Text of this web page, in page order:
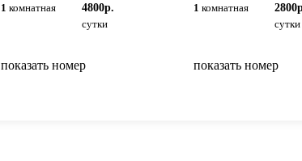
1 комнатная
4800р.
сутки
показать номер
1 комнатная
сутки
показать номер